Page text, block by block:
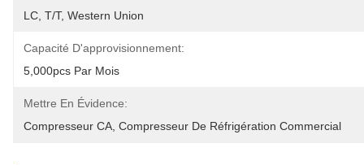
LC, T/T, Western Union
Capacité D'approvisionnement:
5,000pcs Par Mois
Mettre En Évidence:
Compresseur CA Compresseur De Réfrigération Commercial